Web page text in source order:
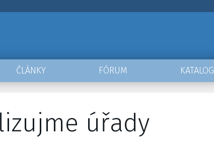
ČLÁNKY FÓRUM KATALOG
úřady